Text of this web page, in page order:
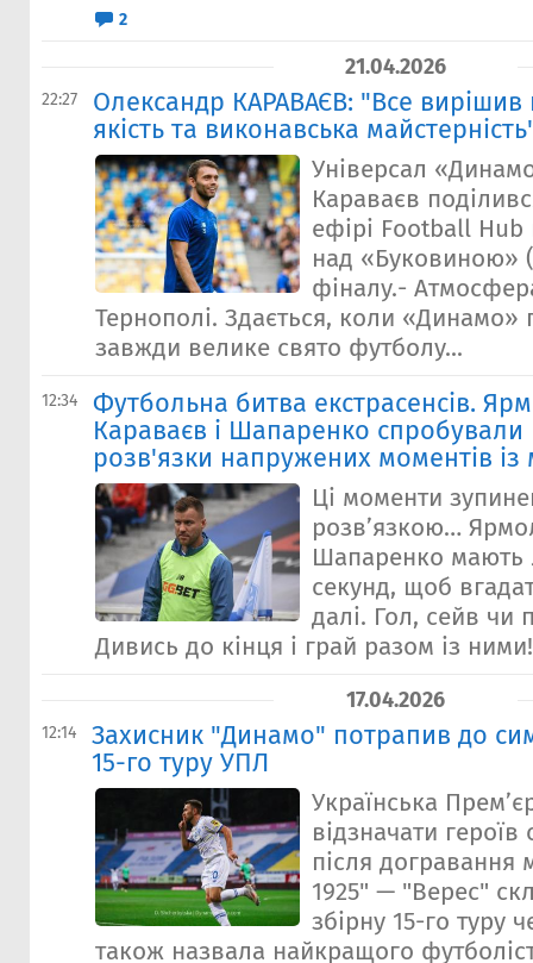
2
21.04.2026
22:27
Олександр КАРАВАЄВ: "Все вирішив
якість та виконавська
Універсал
Караваєв
ефірі Football Hub
над «Буковиною»
фіналу.-
Тернополі. Здається, коли «Динамо»
завжди велике свято футболу...
12:34
Футбольна битва екстрасенсів.
Караваєв і Шапаренко спробували
розв'язки напружених моментів із
Ці моменти
розв’язкою…
Шапаренко мають
секунд, щоб
далі. Гол, сейв чи
Дивись до кінця і грай разом із ними!
17.04.2026
12:14
Захисник "Динамо" потрапив до
15-го туру УПЛ
Українська
відзначати героїв
після догравання
1925" — "Верес"
збірну 15-го туру
також назвала найкращого